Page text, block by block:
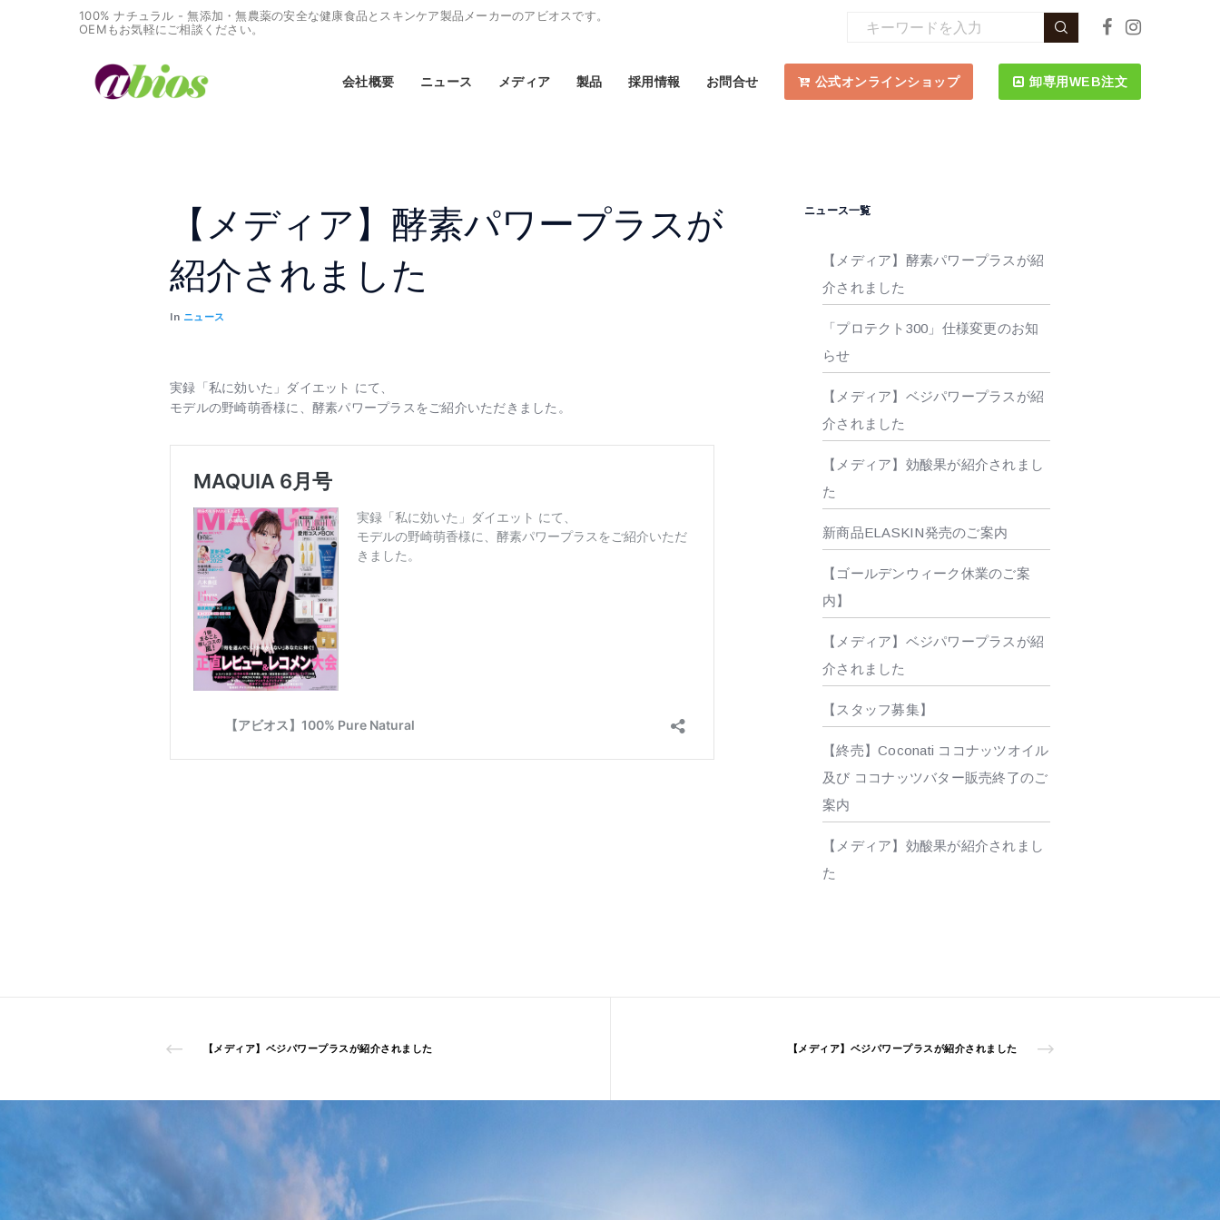
100% ナチュラル - 無添加・無農薬の安全な健康食品とスキンケア製品メーカーのアビオスです。
OEMもお気軽にご相談ください。
会社概要 ニュース メディア 製品 採用情報 お問合せ 公式オンラインショップ 卸専用WEB注文
【メディア】酵素パワープラスが
紹介されました
In ニュース
実録「私に効いた」ダイエット にて、
モデルの野崎萌香様に、酵素パワープラスをご紹介いただきました。
ニュース一覧
【メディア】酵素パワープラスが紹
介されました
「プロテクト300」仕様変更のお知
らせ
【メディア】ベジパワープラスが紹
介されました
【メディア】効酸果が紹介されまし
た
新商品ELASKIN発売のご案内
【ゴールデンウィーク休業のご案
内】
【メディア】ベジパワープラスが紹
介されました
【スタッフ募集】
【終売】Coconati ココナッツオイル
及び ココナッツバター販売終了のご
案内
【メディア】効酸果が紹介されまし
た
【メディア】ベジパワープラスが紹介されました 【メディア】ベジパワープラスが紹介されました